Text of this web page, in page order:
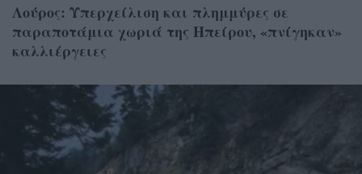
Λούρος: Υπερχείλιση και πλημμύρες σε
παραποτάμια χωριά της Ηπείρου, «πνίγηκαν»
καλλιέργειες